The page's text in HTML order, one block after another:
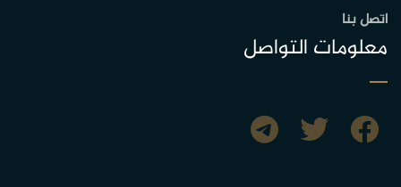
اتصل بنا
معلومات التواصل